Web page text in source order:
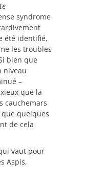
syndrome
été identifié,
les troubles
bien que
niveau
–
que la
cauchemars
quelques
de cela
vaut pour
Aspis,